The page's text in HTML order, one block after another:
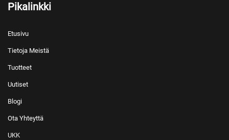
Pikalinkki
Etusivu
Tietoja Meistä
Tuotteet
Uutiset
Blogi
Ota Yhteyttä
UKK